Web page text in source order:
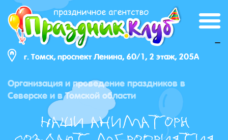
г. Томск, проспект Ленина, 60/1, 2 этаж, 205А
_
Организация и проведение праздников в
Северске и в Томской области
Наши аниматоры